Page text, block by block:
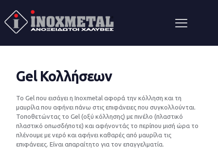
Gel Κολλήσεων
Το Gel που εισάγει η Inoxmetal αφορά την κόλληση και τη
μαυρίλα που αφήνει πάνω στις επιφάνειες που συγκολλούνται.
Τοποθετώντας το Gel (οξύ κόλλησης) με πινέλο (πλαστικό
πλαστικό οπωσδήποτε) και αφήνοντάς το περίπου μισή ώρα το
πλένουμε με νερό και αφήνει καθαρές από μαυρίλα τις
επιφάνειες. Είναι απαραίτητο για τον επαγγελματία.